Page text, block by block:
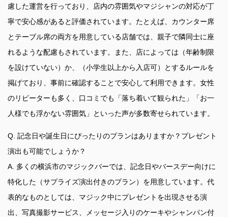
慮した運営を行っており、店内の雰囲気やマジシャンの対応が丁
寧で安心感があると評価されています。たとえば、カウンター席
とテーブル席の両方を用意している店舗では、親子で隣同士に座
れるような配慮もされています。また、店によっては（年齢制限
を設けていない）か、（小学生以上から入店可）とするルールを
掲げており、事前に確認することで安心して利用できます。女性
のリピーターも多く、口コミでも「落ち着いて観られた」「お一
人様でも浮かない雰囲気」といった声が多数寄せられています。
Q. 記念日や誕生日にぴったりのプランはありますか？プレゼント
演出も可能でしょうか？
A. 多くの横浜市のマジックバーでは、記念日やバースデー向けに
特化した（サプライズ演出付きのプラン）を用意しています。代
表的なものとしては、マジック中にプレゼントを出現させる演
出、写真撮影サービス、メッセージ入りのケーキやシャンパン付